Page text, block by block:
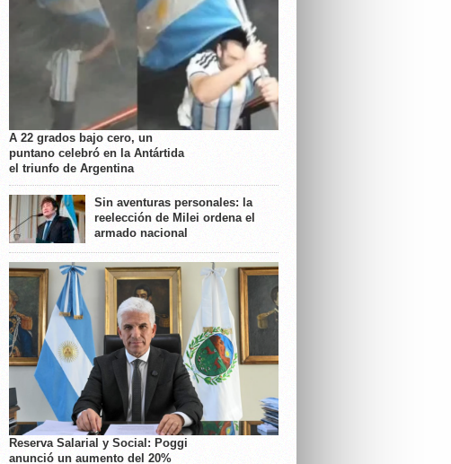
A 22 grados bajo cero, un
puntano celebró en la Antártida
el triunfo de Argentina
Sin aventuras personales: la
reelección de Milei ordena el
armado nacional
Reserva Salarial y Social: Poggi
anunció un aumento del 20%